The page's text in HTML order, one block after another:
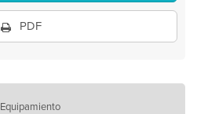
PDF
Equipamiento